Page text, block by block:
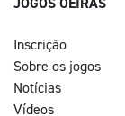
Inscrição
Sobre os jogos
Notícias
Vídeos